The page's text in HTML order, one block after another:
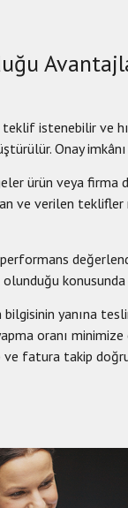
istenebilir ve
Onay
ürün veya firma
ve verilen
bilgisinin yanına
oranı minimize
fatura takip doğru